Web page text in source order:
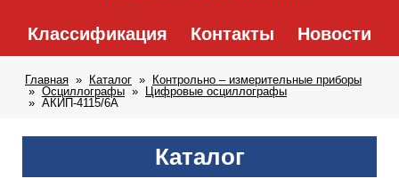
Классификация Контакты Новости
Главная Каталог
Контрольно – измерительные приборы
Осциллографы
Цифровые осциллографы
АКИП-4115/6А
Каталог